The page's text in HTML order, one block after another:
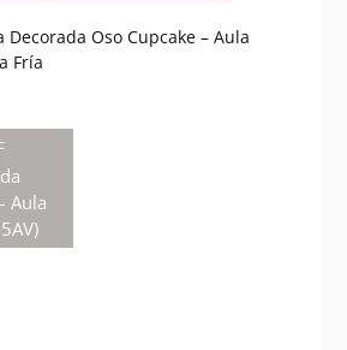
Decorada Oso Cupcake – Aula
Fría
Aula